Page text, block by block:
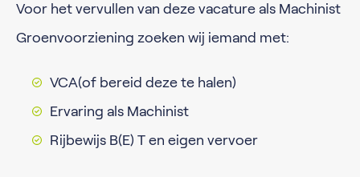
​​​​​Voor het vervullen van deze vacature als Machinist
Groenvoorziening zoeken wij iemand met:
VCA(of bereid deze te halen)
Ervaring als Machinist
Rijbewijs B(E) T en eigen vervoer